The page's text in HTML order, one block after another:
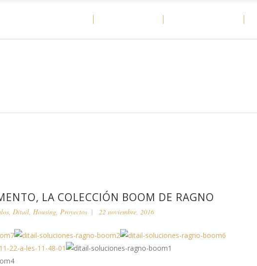
LA COLECCIÓN BOOM DE RAGNO
, Ditail, Housing, Proyectos 22 noviembre, 2016